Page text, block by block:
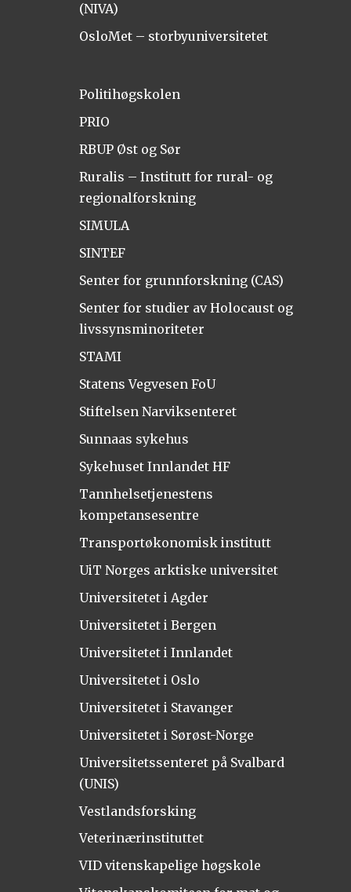
(NIVA)
OsloMet – storbyuniversitetet
Politihøgskolen
PRIO
RBUP Øst og Sør
Ruralis – Institutt for rural- og
regionalforskning
SIMULA
SINTEF
Senter for grunnforskning (CAS)
Senter for studier av Holocaust og
livssynsminoriteter
STAMI
Statens Vegvesen FoU
Stiftelsen Narviksenteret
Sunnaas sykehus
Sykehuset Innlandet HF
Tannhelsetjenestens
kompetansesentre
Transportøkonomisk institutt
UiT Norges arktiske universitet
Universitetet i Agder
Universitetet i Bergen
Universitetet i Innlandet
Universitetet i Oslo
Universitetet i Stavanger
Universitetet i Sørøst-Norge
Universitetssenteret på Svalbard
(UNIS)
Vestlandsforsking
Veterinærinstituttet
VID vitenskapelige høgskole